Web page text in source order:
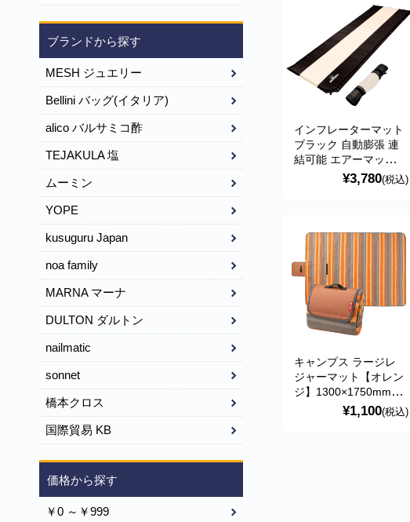
インフレーターマット
ブラック 自動膨張 連
結可能 エアーマット
アウトドア キャンプ
¥3,780(税込)
キャンプス ラージレ
ジャーマット【オレン
ジ】1300×1750mm
軽量コンパクト 折り
たたみ レジャー・ピ
¥1,100(税込)
ブランドから探す
MESH ジュエリー
Bellini バッグ(イタリア)
alico バルサミコ酢
TEJAKULA 塩
ムーミン
YOPE
kusuguru Japan
noa family
MARNA マーナ
DULTON ダルトン
nailmatic
sonnet
橋本クロス
国際貿易 KB
価格から探す
￥0 ～￥999